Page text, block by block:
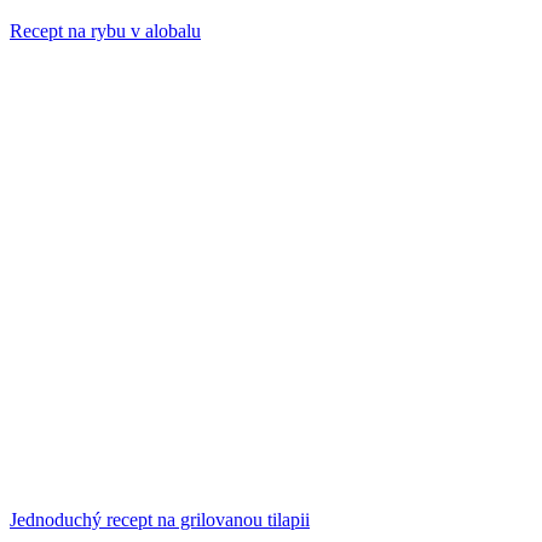
Recept na rybu v alobalu
Jednoduchý recept na grilovanou tilapii